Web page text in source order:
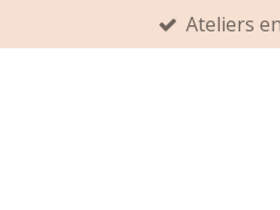
Ateliers